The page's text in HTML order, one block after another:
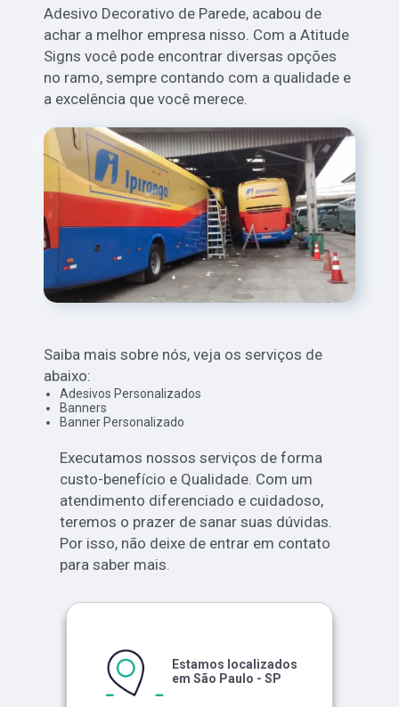
Adesivo Decorativo de Parede, acabou de
achar a melhor empresa nisso. Com a Atitude
Signs você pode encontrar diversas opções
no ramo, sempre contando com a qualidade e
a excelência que você merece.
Saiba mais sobre nós, veja os serviços de
abaixo:
Adesivos Personalizados
Banners
Banner Personalizado
Executamos nossos serviços de forma
custo-benefício e Qualidade. Com um
atendimento diferenciado e cuidadoso,
teremos o prazer de sanar suas dúvidas.
Por isso, não deixe de entrar em contato
para saber mais.
Estamos localizados
em São Paulo - SP